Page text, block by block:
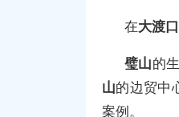
在大渡口
璧山的
山的边贸中
案例。